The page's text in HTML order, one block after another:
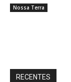
Nossa Terra
RECENTES